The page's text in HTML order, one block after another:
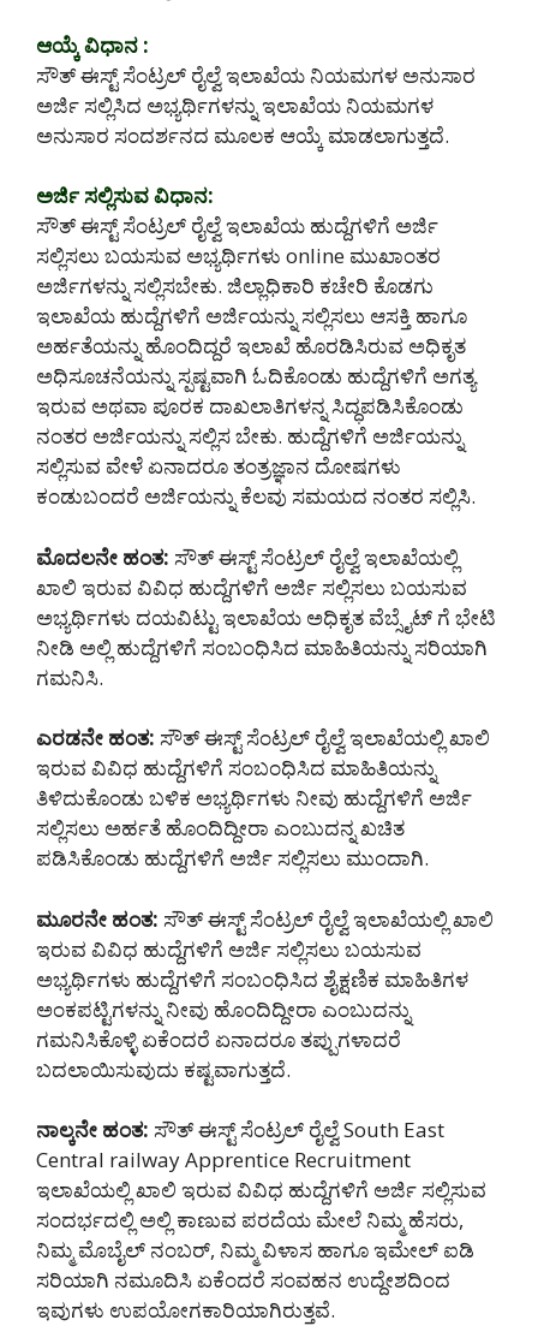
ಆಯ್ಕೆ ವಿಧಾನ :
ಸೌತ್ ಈಸ್ಟ್ ಸೆಂಟ್ರಲ್ ರೈಲ್ವೆ ಇಲಾಖೆಯ ನಿಯಮಗಳ ಅನುಸಾರ
ಅರ್ಜಿ ಸಲ್ಲಿಸಿದ ಅಭ್ಯರ್ಥಿಗಳನ್ನು ಇಲಾಖೆಯ ನಿಯಮಗಳ
ಅನುಸಾರ ‌ಸಂದರ್ಶನದ ಮೂಲಕ ಆಯ್ಕೆ ಮಾಡಲಾಗುತ್ತದೆ.
ಅರ್ಜಿ ಸಲ್ಲಿಸುವ ವಿಧಾನ:
ಸೌತ್ ಈಸ್ಟ್ ಸೆಂಟ್ರಲ್ ರೈಲ್ವೆ ಇಲಾಖೆಯ ಹುದ್ದೆಗಳಿಗೆ ಅರ್ಜಿ
ಸಲ್ಲಿಸಲು ಬಯಸುವ ಅಭ್ಯರ್ಥಿಗಳು online ಮುಖಾಂತರ
ಅರ್ಜಿಗಳನ್ನು ಸಲ್ಲಿಸಬೇಕು. ಜಿಲ್ಲಾಧಿಕಾರಿ ಕಚೇರಿ ಕೊಡಗು
ಇಲಾಖೆಯ ಹುದ್ದೆಗಳಿಗೆ ಅರ್ಜಿಯನ್ನು ಸಲ್ಲಿಸಲು ಆಸಕ್ತಿ ಹಾಗೂ
ಅರ್ಹತೆಯನ್ನು ಹೊಂದಿದ್ದರೆ ಇಲಾಖೆ ಹೊರಡಿಸಿರುವ ಅಧಿಕೃತ
ಅಧಿಸೂಚನೆಯನ್ನು ಸ್ಪಷ್ಟವಾಗಿ ಓದಿಕೊಂಡು ಹುದ್ದೆಗಳಿಗೆ ಅಗತ್ಯ
ಇರುವ ಅಥವಾ ಪೂರಕ ದಾಖಲಾತಿಗಳನ್ನ ಸಿದ್ಧಪಡಿಸಿಕೊಂಡು
ನಂತರ ಅರ್ಜಿಯನ್ನು ಸಲ್ಲಿಸ ಬೇಕು. ಹುದ್ದೆಗಳಿಗೆ ಅರ್ಜಿಯನ್ನು
ಸಲ್ಲಿಸುವ ವೇಳೆ ಏನಾದರೂ ತಂತ್ರಜ್ಞಾನ ದೋಷಗಳು
ಕಂಡುಬಂದರೆ ಅರ್ಜಿಯನ್ನು ಕೆಲವು ಸಮಯದ ನಂತರ ಸಲ್ಲಿಸಿ.
ಮೊದಲನೇ ಹಂತ: ಸೌತ್ ಈಸ್ಟ್ ಸೆಂಟ್ರಲ್ ರೈಲ್ವೆ ಇಲಾಖೆಯಲ್ಲಿ
ಖಾಲಿ ಇರುವ ವಿವಿಧ ಹುದ್ದೆಗಳಿಗೆ ಅರ್ಜಿ ಸಲ್ಲಿಸಲು ಬಯಸುವ
ಅಭ್ಯರ್ಥಿಗಳು ದಯವಿಟ್ಟು ಇಲಾಖೆಯ ಅಧಿಕೃತ ವೆಬ್ಸೈಟ್ ಗೆ ಭೇಟಿ
ನೀಡಿ ಅಲ್ಲಿ ಹುದ್ದೆಗಳಿಗೆ ಸಂಬಂಧಿಸಿದ ಮಾಹಿತಿಯನ್ನು ಸರಿಯಾಗಿ
ಗಮನಿಸಿ.
ಎರಡನೇ ಹಂತ: ಸೌತ್ ಈಸ್ಟ್ ಸೆಂಟ್ರಲ್ ರೈಲ್ವೆ ಇಲಾಖೆಯಲ್ಲಿ ಖಾಲಿ
ಇರುವ ವಿವಿಧ ಹುದ್ದೆಗಳಿಗೆ ಸಂಬಂಧಿಸಿದ ಮಾಹಿತಿಯನ್ನು
ತಿಳಿದುಕೊಂಡು ಬಳಿಕ ಅಭ್ಯರ್ಥಿಗಳು ನೀವು ಹುದ್ದೆಗಳಿಗೆ ಅರ್ಜಿ
ಸಲ್ಲಿಸಲು ಅರ್ಹತೆ ಹೊಂದಿದ್ದೀರಾ ಎಂಬುದನ್ನ ಖಚಿತ
ಪಡಿಸಿಕೊಂಡು ಹುದ್ದೆಗಳಿಗೆ ಅರ್ಜಿ ಸಲ್ಲಿಸಲು ಮುಂದಾಗಿ.
ಮೂರನೇ ಹಂತ: ಸೌತ್ ಈಸ್ಟ್ ಸೆಂಟ್ರಲ್ ರೈಲ್ವೆ ಇಲಾಖೆಯಲ್ಲಿ ಖಾಲಿ
ಇರುವ ವಿವಿಧ ಹುದ್ದೆಗಳಿಗೆ ಅರ್ಜಿ ಸಲ್ಲಿಸಲು ಬಯಸುವ
ಅಭ್ಯರ್ಥಿಗಳು ಹುದ್ದೆಗಳಿಗೆ ಸಂಬಂಧಿಸಿದ ಶೈಕ್ಷಣಿಕ ಮಾಹಿತಿಗಳ
ಅಂಕಪಟ್ಟಿಗಳನ್ನು ನೀವು ಹೊಂದಿದ್ದೀರಾ ಎಂಬುದನ್ನು
ಗಮನಿಸಿಕೊಳ್ಳಿ ಏಕೆಂದರೆ ಏನಾದರೂ ತಪ್ಪುಗಳಾದರೆ
ಬದಲಾಯಿಸುವುದು ಕಷ್ಟವಾಗುತ್ತದೆ.
ನಾಲ್ಕನೇ ಹಂತ: ಸೌತ್ ಈಸ್ಟ್ ಸೆಂಟ್ರಲ್ ರೈಲ್ವೆ South East
Central railway Apprentice Recruitment
ಇಲಾಖೆಯಲ್ಲಿ ಖಾಲಿ ಇರುವ ವಿವಿಧ ಹುದ್ದೆಗಳಿಗೆ ಅರ್ಜಿ ಸಲ್ಲಿಸುವ
ಸಂದರ್ಭದಲ್ಲಿ ಅಲ್ಲಿ ಕಾಣುವ ಪರದೆಯ ಮೇಲೆ ನಿಮ್ಮ ಹೆಸರು,
ನಿಮ್ಮ ಮೊಬೈಲ್ ನಂಬರ್, ನಿಮ್ಮ ವಿಳಾಸ ಹಾಗೂ ಇಮೇಲ್ ಐಡಿ
ಸರಿಯಾಗಿ ನಮೂದಿಸಿ ಏಕೆಂದರೆ ಸಂವಹನ ಉದ್ದೇಶದಿಂದ
ಇವುಗಳು ಉಪಯೋಗಕಾರಿಯಾಗಿರುತ್ತವೆ.